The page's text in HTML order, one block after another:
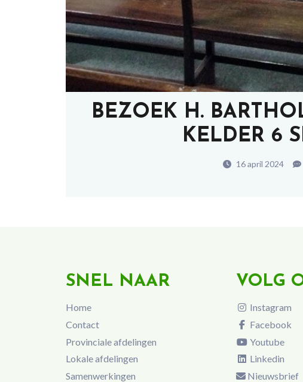
BEZOEK H.
KELDER 6
16 april 2024
SNEL NAAR
Home
Contact
Provinciale afdelingen
Lokale afdelingen
Samenwerkingen
VOLG
Instagram
Facebook
Youtube
Linkedin
Nieuwsbrief